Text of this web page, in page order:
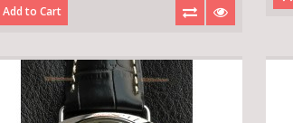
Add to Cart